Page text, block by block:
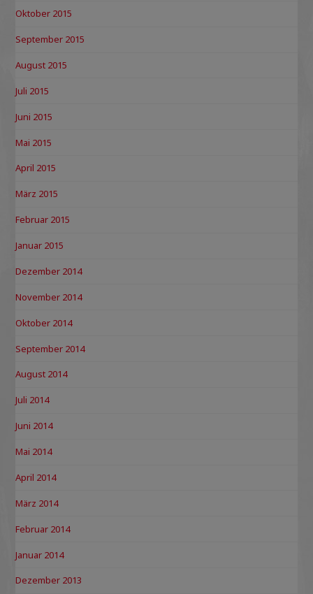
Oktober 2015
September 2015
August 2015
Juli 2015
Juni 2015
Mai 2015
April 2015
März 2015
Februar 2015
Januar 2015
Dezember 2014
November 2014
Oktober 2014
September 2014
August 2014
Juli 2014
Juni 2014
Mai 2014
April 2014
März 2014
Februar 2014
Januar 2014
Dezember 2013